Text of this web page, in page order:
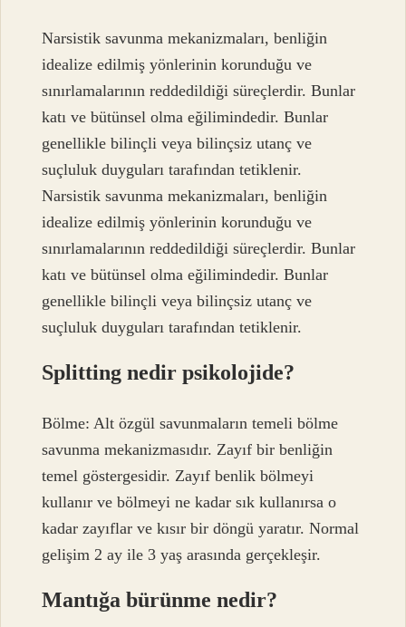
Narsistik savunma mekanizmaları, benliğin
idealize edilmiş yönlerinin korunduğu ve
sınırlamalarının reddedildiği süreçlerdir. Bunlar
katı ve bütünsel olma eğilimindedir. Bunlar
genellikle bilinçli veya bilinçsiz utanç ve
suçluluk duyguları tarafından tetiklenir.
Narsistik savunma mekanizmaları, benliğin
idealize edilmiş yönlerinin korunduğu ve
sınırlamalarının reddedildiği süreçlerdir. Bunlar
katı ve bütünsel olma eğilimindedir. Bunlar
genellikle bilinçli veya bilinçsiz utanç ve
suçluluk duyguları tarafından tetiklenir.
Splitting nedir psikolojide?
Bölme: Alt özgül savunmaların temeli bölme
savunma mekanizmasıdır. Zayıf bir benliğin
temel göstergesidir. Zayıf benlik bölmeyi
kullanır ve bölmeyi ne kadar sık ​​kullanırsa o
kadar zayıflar ve kısır bir döngü yaratır. Normal
gelişim 2 ay ile 3 yaş arasında gerçekleşir.
Mantığa bürünme nedir?